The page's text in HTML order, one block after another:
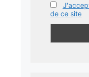
de ce site